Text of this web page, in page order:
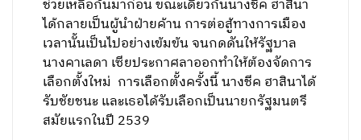
ช่วยเหลือกันมาก่อน ขณะเดียวกันนางชีค ฮาสินา
ได้กลายเป็นผู้นำฝ่ายค้าน การต่อสู้ทางการเมือง
เวลานั้นเป็นไปอย่างเข้มข้น จนกดดันให้รัฐบาล
นางคาเลดา เซียประกาศลาออกทำให้ต้องจัดการ
เลือกตั้งใหม่ การเลือกตั้งครั้งนี้ นางชีค ฮาสินาได้
รับชัยชนะ และเธอได้รับเลือกเป็นนายกรัฐมนตรี
สมัยแรกในปี 2539